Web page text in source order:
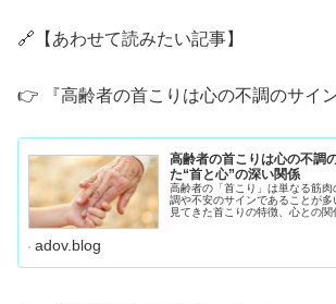
🔗【あわせて読みたい記事】
👉 『高齢者の首こりは心の不調のサイン
高齢者の首こりは心の不調
た“首と心”の深い関係
高齢者の「首こり」は単なる筋
調や不安のサインであることが
見てきた首こりの特徴、心との関
adov.blog